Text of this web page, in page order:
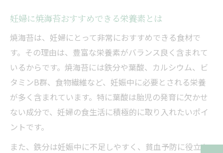
妊婦に焼海苔おすすめできる栄養素とは
焼海苔は、妊婦にとって非常におすすめできる食材で
す。その理由は、豊富な栄養素がバランス良く含まれて
いるからです。焼海苔には鉄分や葉酸、カルシウム、ビ
タミンB群、食物繊維など、妊娠中に必要とされる栄養
が多く含まれています。特に葉酸は胎児の発育に欠かせ
ない成分で、妊婦の食生活に積極的に取り入れたいポイ
ントです。
また、鉄分は妊娠中に不足しやすく、貧血予防に役立ち